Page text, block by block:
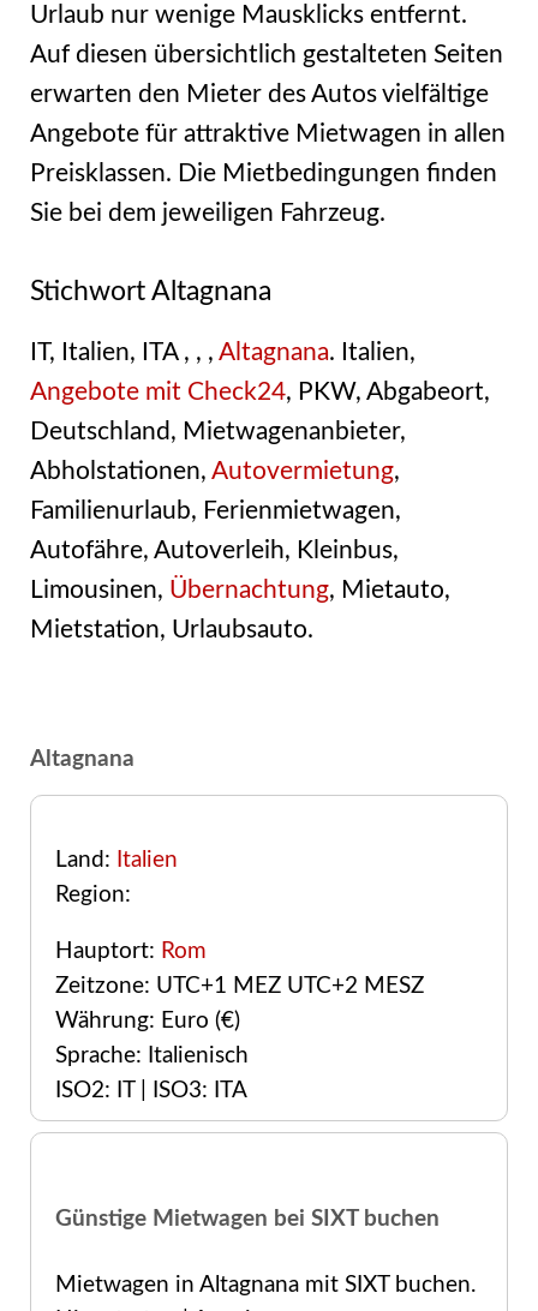
Urlaub nur wenige Mausklicks entfernt.
Auf diesen übersichtlich gestalteten Seiten
erwarten den Mieter des Autos vielfältige
Angebote für attraktive Mietwagen in allen
Preisklassen. Die Mietbedingungen finden
Sie bei dem jeweiligen Fahrzeug.
Stichwort Altagnana
IT, Italien, ITA , , , Altagnana. Italien,
Angebote mit Check24, PKW, Abgabeort,
Deutschland, Mietwagenanbieter,
Abholstationen, Autovermietung,
Familienurlaub, Ferienmietwagen,
Autofähre, Autoverleih, Kleinbus,
Limousinen, Übernachtung, Mietauto,
Mietstation, Urlaubsauto.
Altagnana
Land: Italien
Region:
Hauptort: Rom
Zeitzone: UTC+1 MEZ UTC+2 MESZ
Währung: Euro (€)
Sprache: Italienisch
ISO2: IT | ISO3: ITA
Günstige Mietwagen bei SIXT buchen
Mietwagen in Altagnana mit SIXT buchen.